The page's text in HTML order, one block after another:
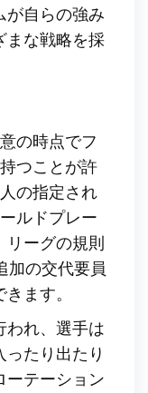
が自らの強み
まな戦略を採
の時点でフ
つことが許
の指定され
ルドプレー
リーグの規則
加の交代要員
ます。
われ、選手は
ったり出たり
ーテーション